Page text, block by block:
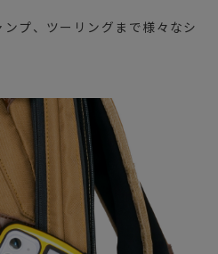
プ、ツーリングまで様々なシ